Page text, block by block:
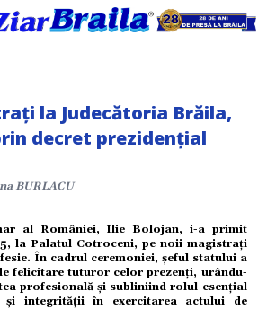
la Judecătoria Brăila,
decret prezidențial
BURLACU
al României, Ilie Bolojan, i-a primit
la Palatul Cotroceni, pe noii magistrați
În cadrul ceremoniei, șeful statului a
felicitare tuturor celor prezenți, urându-
profesională și subliniind rolul esențial
și integrității în exercitarea actului de